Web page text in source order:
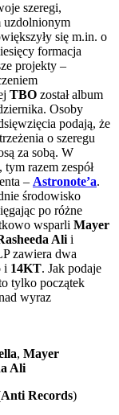
szeregi,
uzdolnionym
się m.in. o
formacja
projekty –
TBO został album
Osoby
podają, że
o szeregu
za sobą. W
razem zespół
– Astronote’a.
środowisko
po różne
wsparli Mayer
Ali i
zawiera dwa
i 14KT. Jak podaje
tylko początek
wyraz
, Mayer
Ali
Anti Records)